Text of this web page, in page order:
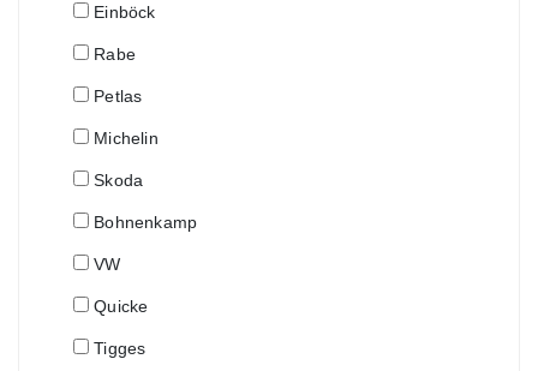
Einböck
Rabe
Petlas
Michelin
Skoda
Bohnenkamp
VW
Quicke
Tigges